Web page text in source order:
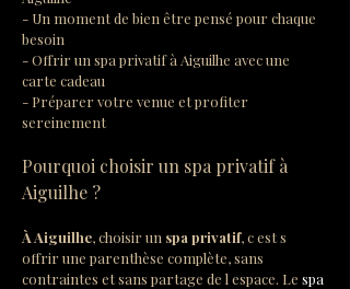
- Un moment de bien être pensé pour chaque
besoin
- Offrir un spa privatif à Aiguilhe avec une
carte cadeau
- Préparer votre venue et profiter
sereinement
Pourquoi choisir un spa privatif à
Aiguilhe ?
À Aiguilhe, choisir un spa privatif, c est s
offrir une parenthèse complète, sans
contraintes et sans partage de l espace. Le spa